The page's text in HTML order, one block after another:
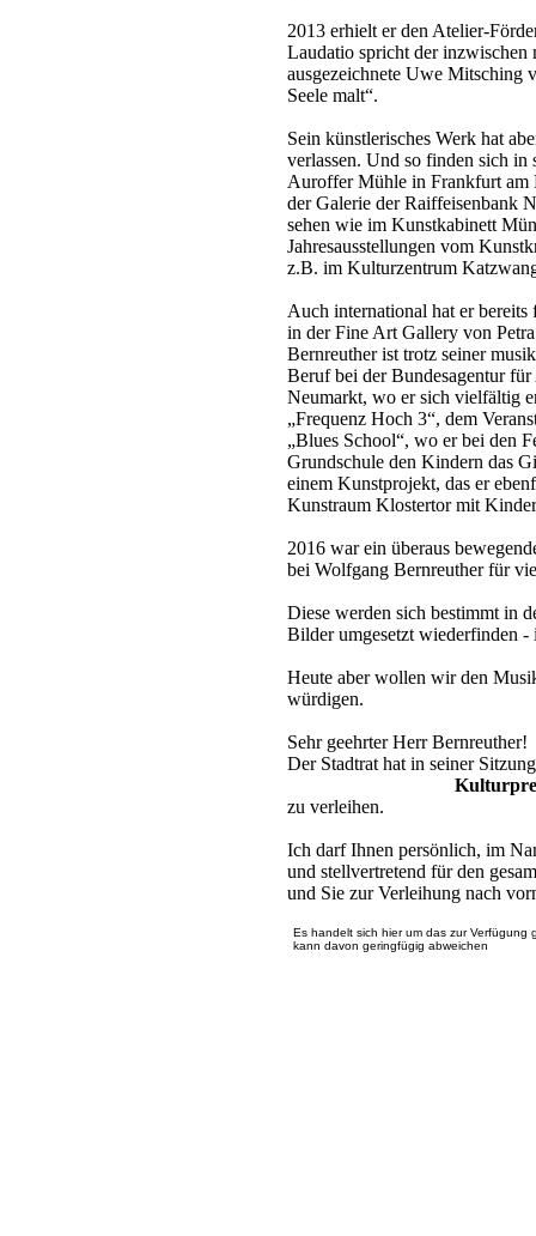
2013 erhielt er den Atelier-
Laudatio spricht der
ausgezeichnete Uwe Mitsching
Seele malt“.
Sein künstlerisches Werk hat
verlassen. Und so finden sich
Auroffer Mühle in Frankfurt am
der Galerie der Raiffeisenbank
sehen wie im Kunstkabinett
Jahresausstellungen vom
z.B. im Kulturzentrum
Auch international hat er
in der Fine Art Gallery von
Bernreuther ist trotz seiner
Beruf bei der Bundesagentur
Neumarkt, wo er sich vielfältig
„Frequenz Hoch 3“, dem
„Blues School“, wo er bei den
Grundschule den Kindern das
einem Kunstprojekt, das er
Kunstraum Klostertor mit
2016 war ein überaus
bei Wolfgang Bernreuther für
Diese werden sich bestimmt in
Bilder umgesetzt wiederfinden
Heute aber wollen wir den
würdigen.
Sehr geehrter Herr Bernreuther!
Der Stadtrat hat in seiner
zu verleihen.
Ich darf Ihnen persönlich, im
und stellvertretend für den
und Sie zur Verleihung nach
Es handelt sich hier um das zur Verfügung
kann davon geringfügig abweichen